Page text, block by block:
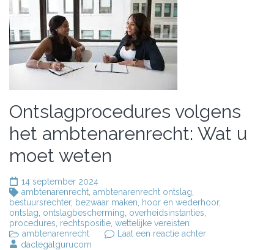
Ontslagprocedures volgens
het ambtenarenrecht: Wat u
moet weten
14 september 2024
ambtenarenrecht ambtenarenrecht ontslag
bestuursrechter, bezwaar maken hoor en wederhoor,
ontslag ontslagbescherming overheidsinstanties
procedures rechtspositie wettelijke vereisten
ambtenarenrecht
Laat een reactie achterop
daclegalgurucom